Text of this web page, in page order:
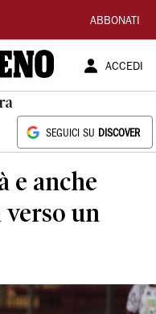
ABBONATI
ACCEDI
SEGUICI SU DISCOVER
e anche
un